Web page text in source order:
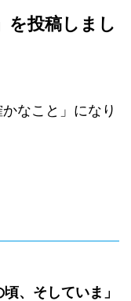
を投稿しまし
なこと」になり
、そしていま」